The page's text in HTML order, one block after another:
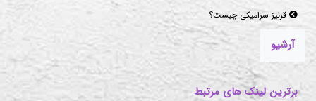
قرنیز سرامیکی چیست؟
آرشیو
برترین لینک های مرتبط